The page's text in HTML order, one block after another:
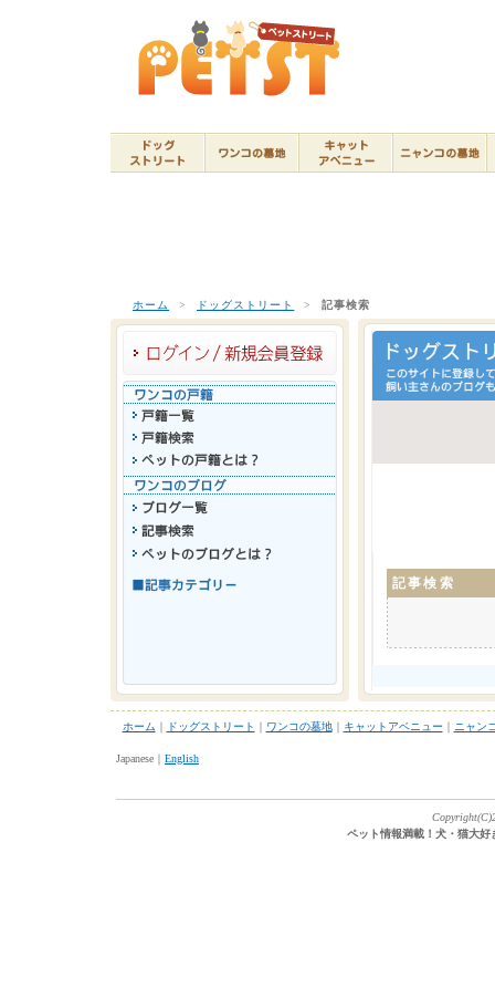
ホーム > ドッグストリート > 記事検索
記事検索
ホーム ｜ ドッグストリート ｜ ワンコの墓地｜ キャットアベニュー ｜ ニャン
Japanese｜ English
ペット情報満載！犬・猫大